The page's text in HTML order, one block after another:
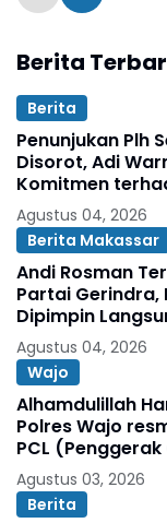
Berita
Berita
Penunjukan Plh
Disorot, Adi
Komitmen
Agustus 04, 2026
Berita Makassar
Andi Rosman
Partai Gerindra,
Dipimpin
Agustus 04, 2026
Wajo
Alhamdulillah
Polres Wajo
PCL
Agustus 03, 2026
Berita